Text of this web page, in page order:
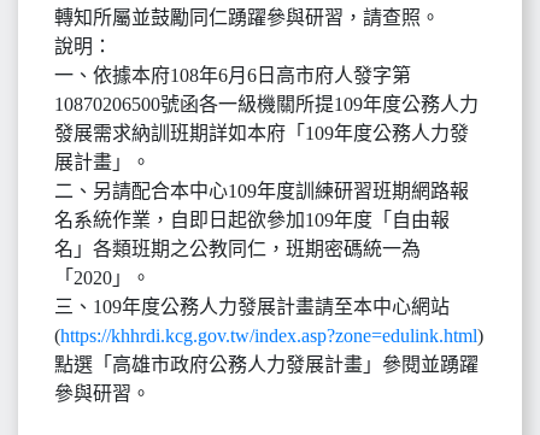
轉知所屬並鼓勵同仁踴躍參與研習，請查照。
說明：
一、依據本府108年6月6日高市府人發字第
10870206500號函各一級機關所提109年度公務人力
發展需求納訓班期詳如本府「109年度公務人力發
展計畫」。
二、另請配合本中心109年度訓練研習班期網路報
名系統作業，自即日起欲參加109年度「自由報
名」各類班期之公教同仁，班期密碼統一為
「2020」。
三、109年度公務人力發展計畫請至本中心網站
(https://khhrdi.kcg.gov.tw/index.asp?zone=edulink.html)
點選「高雄市政府公務人力發展計畫」參閱並踴躍
參與研習。